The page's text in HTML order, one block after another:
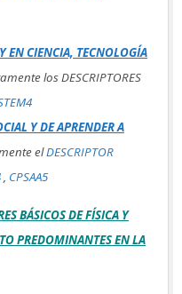
EN CIENCIA, TECNOLOGÍA
los DESCRIPTORES
Y DE APRENDER A
elDESCRIPTOR
, CPSAA5
BÁSICOS DE FÍSICA Y
PREDOMINANTES EN LA